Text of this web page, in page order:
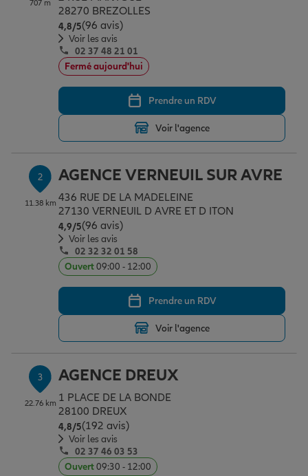
Assurance emprunteur
Prévoyance et dépendance
Assurance animal de compagnie
Protection de la famille
Protection juridique
Épargne & retraite
Plan épargne retraite
Assurance vie
Placements financiers
Investissements immobiliers
Transmission
Vos projets
Partir en vacances
Déménager
Changer de voiture
Départ à la retraite
Conseil assurance
Outre-mer
Assurance auto
Assurance habitation
Garantie des accidents de la vie
Assurance scolaire
Protection juridique
Professionnels
Allianz en France
707 m
28270 BREZOLLES
4,8/5Note de 4.8 sur 5
(96 avis)
Voir les avis
02 37 48 21 01
Fermé aujourd'hui
Prendre un RDV
Voir l'agence
2
11.38 km
AGENCE VERNEUIL SUR AVRE
436 RUE DE LA MADELEINE
27130 VERNEUIL D AVRE ET D ITON
4,9/5Note de 4.9 sur 5
(96 avis)
Voir les avis
02 32 32 01 58
Ouvert09:00 - 12:00
Prendre un RDV
Voir l'agence
3
22.76 km
AGENCE DREUX
1 PLACE DE LA BONDE
28100 DREUX
4,8/5Note de 4.8 sur 5
(192 avis)
Voir les avis
02 37 46 03 53
Ouvert09:30 - 12:00